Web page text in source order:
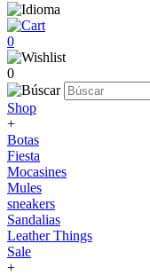
0
0
Shop
+
Botas
Fiesta
Mocasines
Mules
sneakers
Sandalias
Leather Things
Sale
+